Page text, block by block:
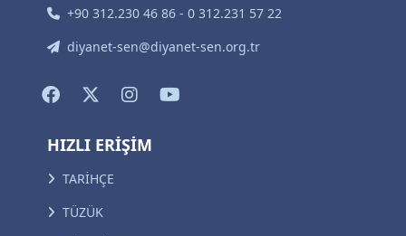
+90 312.230 46 86 - 0 312.231 57 22
diyanet-sen@diyanet-sen.org.tr
HIZLI ERİŞİM
TARİHÇE
TÜZÜK